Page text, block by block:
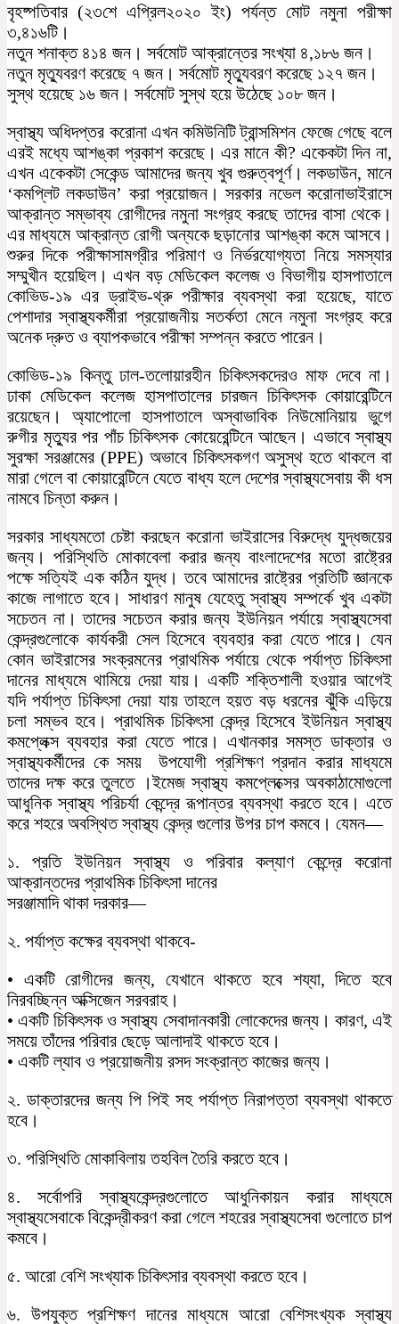
বৃহষ্পতিবার (২৩শে এপ্রিল২০২০ ইং) পর্যন্ত মোট নমুনা পরীক্ষা
৩,৪১৬টি।
নতুন শনাক্ত ৪১৪ জন। সর্বমোট আক্রান্তের সংখ্যা ৪,১৮৬ জন।
নতুন মৃত্যুবরণ করেছে ৭ জন। সর্বমোট মৃত্যুবরণ করেছে ১২৭ জন।
সুস্থ হয়েছে ১৬ জন। সর্বমোট সুস্থ হয়ে উঠেছে ১০৮ জন।
স্বাস্থ্য অধিদপ্তর করোনা এখন কমিউনিটি ট্রান্সমিশন ফেজে গেছে বলে
এরই মধ্যে আশঙ্কা প্রকাশ করেছে। এর মানে কী? একেকটা দিন না,
এখন একেকটা সেকেন্ড আমাদের জন্য খুব গুরুত্বপূর্ণ। লকডাউন, মানে
‘কমপ্লিট লকডাউন’ করা প্রয়োজন। সরকার নভেল করোনাভাইরাসে
আক্রান্ত সম্ভাব্য রোগীদের নমুনা সংগ্রহ করছে তাদের বাসা থেকে।
এর মাধ্যমে আক্রান্ত রোগী অন্যকে ছড়ানোর আশঙ্কা কমে আসবে।
শুরুর দিকে পরীক্ষাসামগ্রীর পরিমাণ ও নির্ভরযোগ্যতা নিয়ে সমস্যার
সম্মুখীন হয়েছিল। এখন বড় মেডিকেল কলেজ ও বিভাগীয় হাসপাতালে
কোভিড-১৯ এর ড্রাইভ-থ্রু পরীক্ষার ব্যবস্থা করা হয়েছে, যাতে
পেশাদার স্বাস্থ্যকর্মীরা প্রয়োজনীয় সতর্কতা মেনে নমুনা সংগ্রহ করে
অনেক দ্রুত ও ব্যাপকভাবে পরীক্ষা সম্পন্ন করতে পারেন।
কোভিড-১৯ কিন্তু ঢাল-তলোয়ারহীন চিকিৎসকদেরও মাফ দেবে না।
ঢাকা মেডিকেল কলেজ হাসপাতালের চারজন চিকিৎসক কোয়ারেন্টিনে
রয়েছেন। অ্যাপোলো হাসপাতালে অস্বাভাবিক নিউমোনিয়ায় ভুগে
রুগীর মৃত্যুর পর পাঁচ চিকিৎসক কোয়েরেন্টিনে আছেন। এভাবে স্বাস্থ্য
সুরক্ষা সরঞ্জামের (PPE) অভাবে চিকিৎসকগণ অসুস্থ হতে থাকলে বা
মারা গেলে বা কোয়ারেন্টিনে যেতে বাধ্য হলে দেশের স্বাস্থ্যসেবায় কী ধস
নামবে চিন্তা করুন।
সরকার সাধ্যমতো চেষ্টা করছেন করোনা ভাইরাসের বিরুদ্ধে যুদ্ধজয়ের
জন্য। পরিস্থিতি মোকাবেলা করার জন্য বাংলাদেশের মতো রাষ্ট্রের
পক্ষে সত্যিই এক কঠিন যুদ্ধ। তবে আমাদের রাষ্ট্রের প্রতিটি জ্ঞানকে
কাজে লাগাতে হবে। সাধারণ মানুষ যেহেতু স্বাস্থ্য সম্পর্কে খুব একটা
সচেতন না। তাদের সচেতন করার জন্য ইউনিয়ন পর্যায়ে স্বাস্থ্যসেবা
কেন্দ্রগুলোকে কার্যকরী সেল হিসেবে ব্যবহার করা যেতে পারে। যেন
কোন ভাইরাসের সংক্রমনের প্রাথমিক পর্যায়ে থেকে পর্যাপ্ত চিকিৎসা
দানের মাধ্যমে থামিয়ে দেয়া যায়। একটি শক্তিশালী হওয়ার আগেই
যদি পর্যাপ্ত চিকিৎসা দেয়া যায় তাহলে হয়ত বড় ধরনের ঝুঁকি এড়িয়ে
চলা সম্ভব হবে। প্রাথমিক চিকিৎসা কেন্দ্র হিসেবে ইউনিয়ন স্বাস্থ্য
কমপ্লেক্স ব্যবহার করা যেতে পারে। এখানকার সমস্ত ডাক্তার ও
স্বাস্থ্যকর্মীদের কে সময় ‌ উপযোগী প্রশিক্ষণ প্রদান করার মাধ্যমে
তাদের দক্ষ করে তুলতে ।ইমেজ স্বাস্থ্য কমপ্লেক্সের অবকাঠামোগুলো
আধুনিক স্বাস্থ্য পরিচর্যা কেন্দ্রে রূপান্তর ব্যবস্থা করতে হবে। এতে
করে শহরে অবস্থিত স্বাস্থ্য কেন্দ্র গুলোর উপর চাপ কমবে। যেমন—
১. প্রতি ইউনিয়ন স্বাস্থ্য ও পরিবার কল্যাণ কেন্দ্রে করোনা
আক্রান্তদের প্রাথমিক চিকিৎসা দানের
সরঞ্জামাদি থাকা দরকার—
২. পর্যাপ্ত কক্ষের ব্যবস্থা থাকবে-
• একটি রোগীদের জন্য, যেখানে থাকতে হবে শয্যা, দিতে হবে
নিরবচ্ছিন্ন অক্সিজেন সরবরাহ।
• একটি চিকিৎসক ও স্বাস্থ্য সেবাদানকারী লোকেদের জন্য। কারণ, এই
সময়ে তাঁদের পরিবার ছেড়ে আলাদাই থাকতে হবে।
• একটি ল্যাব ও প্রয়োজনীয় রসদ সংক্রান্ত কাজের জন্য।
২. ডাক্তারদের জন্য পি পিই সহ পর্যাপ্ত নিরাপত্তা ব্যবস্থা থাকতে
হবে।
৩. পরিস্থিতি মোকাবিলায় তহবিল তৈরি করতে হবে।
৪. সর্বোপরি স্বাস্থ্যকেন্দ্রগুলোতে আধুনিকায়ন করার মাধ্যমে
স্বাস্থ্যসেবাকে বিকেন্দ্রীকরণ করা গেলে শহরের স্বাস্থ্যসেবা গুলোতে চাপ
কমবে।
৫. আরো বেশি সংখ্যাক চিকিৎসার ব্যবস্থা করতে হবে।
৬. উপযুক্ত প্রশিক্ষণ দানের মাধ্যমে আরো বেশিসংখ্যক স্বাস্থ্য